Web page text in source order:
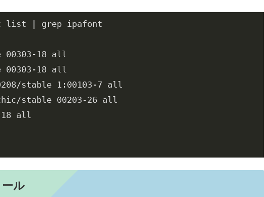
list | grep ipafont
18 all
00303-18 all
stable 1:00103-7 all
stable 00203-26 all
18 all
ル